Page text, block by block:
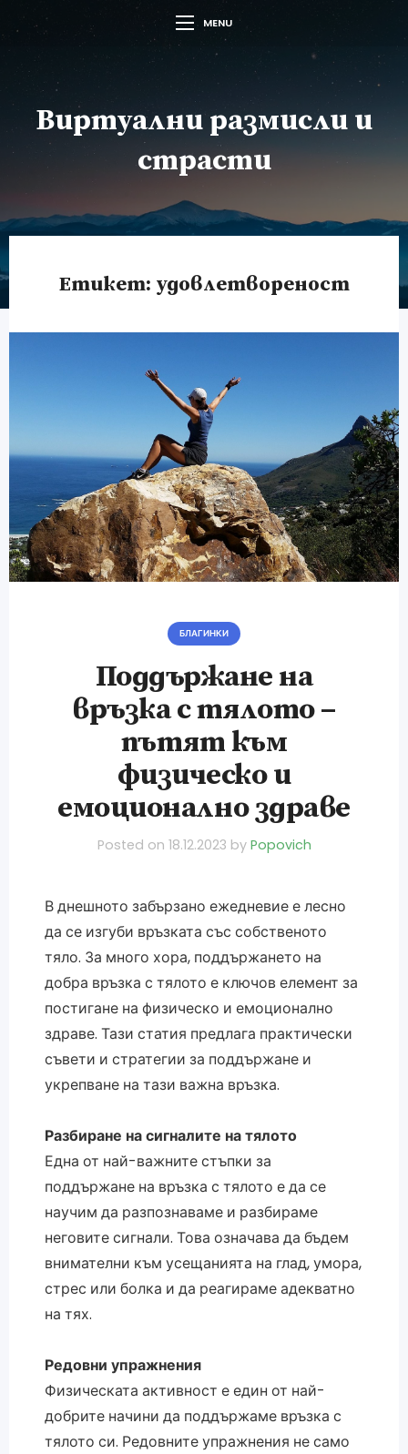
MENU
Виртуални размисли и
страсти
Етикет: удовлетвореност
БЛАГИНКИ
Поддържане на
връзка с тялото –
пътят към
физическо и
емоционално здраве
Posted on 18.12.2023 by Popovich
В днешното забързано ежедневие е лесно
да се изгуби връзката със собственото
тяло. За много хора, поддържането на
добра връзка с тялото е ключов елемент за
постигане на физическо и емоционално
здраве. Тази статия предлага практически
съвети и стратегии за поддържане и
укрепване на тази важна връзка.
Разбиране на сигналите на тялото
Една от най-важните стъпки за
поддържане на връзка с тялото е да се
научим да разпознаваме и разбираме
неговите сигнали. Това означава да бъдем
внимателни към усещанията на глад, умора,
стрес или болка и да реагираме адекватно
на тях.
Редовни упражнения
Физическата активност е един от най-
добрите начини да поддържаме връзка с
тялото си. Редовните упражнения не само